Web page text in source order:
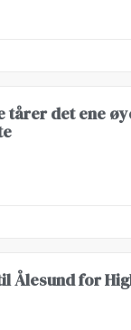
tårer det ene
Ålesund for